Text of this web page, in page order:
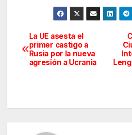
Navegación
de
La UE asesta el
primer castigo a
Rusia por la nueva
agresión a Ucrania